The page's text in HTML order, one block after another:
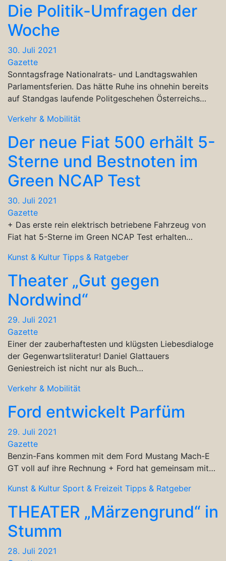
Die Politik-Umfragen der
Woche
30. Juli 2021
Gazette
Sonntagsfrage Nationalrats- und Landtagswahlen
Parlamentsferien. Das hätte Ruhe ins ohnehin bereits
auf Standgas laufende Politgeschehen Österreichs…
Verkehr & Mobilität
Der neue Fiat 500 erhält 5-
Sterne und Bestnoten im
Green NCAP Test
30. Juli 2021
Gazette
+ Das erste rein elektrisch betriebene Fahrzeug von
Fiat hat 5-Sterne im Green NCAP Test erhalten…
Kunst & Kultur Tipps & Ratgeber
Theater „Gut gegen
Nordwind“
29. Juli 2021
Gazette
Einer der zauberhaftesten und klügsten Liebesdialoge
der Gegenwartsliteratur! Daniel Glattauers
Geniestreich ist nicht nur als Buch…
Verkehr & Mobilität
Ford entwickelt Parfüm
29. Juli 2021
Gazette
Benzin-Fans kommen mit dem Ford Mustang Mach-E
GT voll auf ihre Rechnung + Ford hat gemeinsam mit…
Kunst & Kultur Sport & Freizeit Tipps & Ratgeber
THEATER „Märzengrund“ in
Stumm
28. Juli 2021